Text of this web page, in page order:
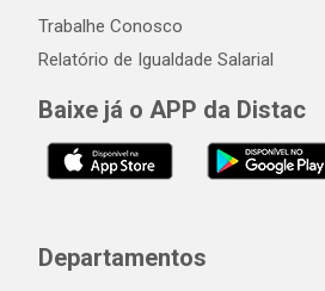
Trabalhe Conosco
Relatório de Igualdade Salarial
Baixe já o APP da Distac
Departamentos